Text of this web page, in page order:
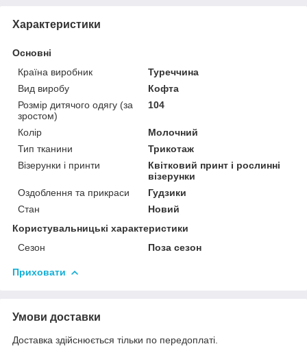
Характеристики
Основні
Країна виробник
Туреччина
Вид виробу
Кофта
Розмір дитячого одягу (за
зростом)
104
Колір
Молочний
Тип тканини
Трикотаж
Візерунки і принти
Квітковий принт і рослинні
візерунки
Оздоблення та прикраси
Гудзики
Стан
Новий
Користувальницькі характеристики
Сезон
Поза сезон
Приховати
Умови доставки
Доставка здійснюється тільки по передоплаті.